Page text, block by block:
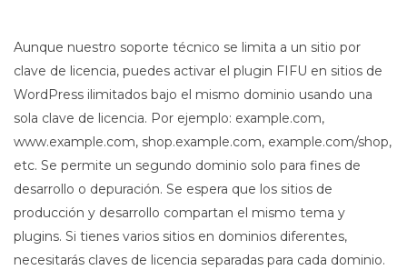
Aunque nuestro soporte técnico se limita a un sitio por
clave de licencia, puedes activar el plugin FIFU en sitios de
WordPress ilimitados bajo el mismo dominio usando una
sola clave de licencia. Por ejemplo: example.com,
www.example.com, shop.example.com, example.com/shop,
etc. Se permite un segundo dominio solo para fines de
desarrollo o depuración. Se espera que los sitios de
producción y desarrollo compartan el mismo tema y
plugins. Si tienes varios sitios en dominios diferentes,
necesitarás claves de licencia separadas para cada dominio.